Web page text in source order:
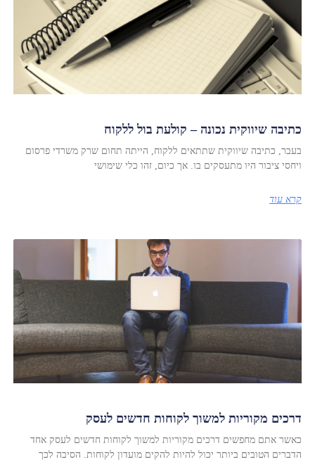
כתיבה שיווקית נכונה – קולעת בול ללקוח
בעבר, כתיבה שיווקית שתתאים ללקוח, הייתה תחום שרק משרדי פרסום
ויחסי ציבור היו מתעסקים בו. אך כיום, זהו כלי שימושי
קרא עוד
דרכים מקוריות למשוך לקוחות חדשים לעסק
כאשר אתם מחפשים דרכים מקוריות למשוך לקוחות חדשים לעסק אחד
הדברים הטובים ביותר יכול להיות להקים מועדון לקוחות. הסיבה לכך